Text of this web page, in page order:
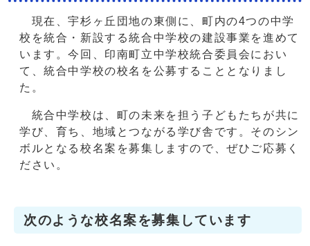
現在、宇杉ヶ丘団地の東側に、町内の4つの中学
校を統合・新設する統合中学校の建設事業を進めて
います。今回、印南町立中学校統合委員会におい
て、統合中学校の校名を公募することとなりまし
た。
統合中学校は、町の未来を担う子どもたちが共に
学び、育ち、地域とつながる学び舎です。そのシン
ボルとなる校名案を募集しますので、ぜひご応募く
ださい。
次のような校名案を募集しています